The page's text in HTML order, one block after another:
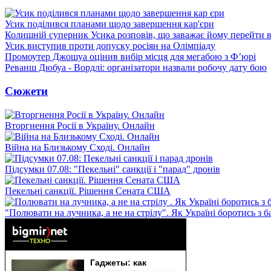
Усик поділився планами щодо завершення кар'єри
Колишній суперник Усика розповів, що заважає йому перейти
Усик виступив проти допуску росіян на Олімпіаду
Промоутер Джошуа оцінив вибір місця для мегабою з Ф’юрі
Реванш Дюбуа - Вордлі: організатори назвали робочу дату бою
Сюжети
Вторгнення Росії в Україну. Онлайн
Війна на Близькому Сході. Онлайн
Підсумки 07.08: "Пекельні" санкції і "парад" дронів
Пекельні санкції. Рішення Сената США
"Полювати на лучника, а не на стрілу". Як Україні боротись з